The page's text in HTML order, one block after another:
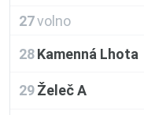
27volno
28 Kamenná Lhota
29 Želeč A